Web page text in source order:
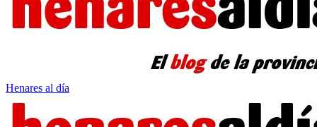
Henares al día